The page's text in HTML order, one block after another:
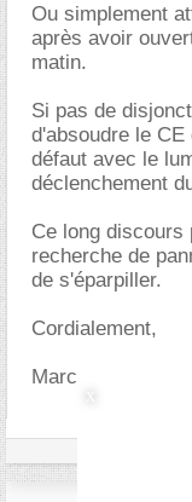
Ou simplement
après avoir
matin.
Si pas de
d'absoudre le
défaut avec le
déclenchement
Ce long discours
recherche de
de s'éparpiller.
Cordialement,
Marc.